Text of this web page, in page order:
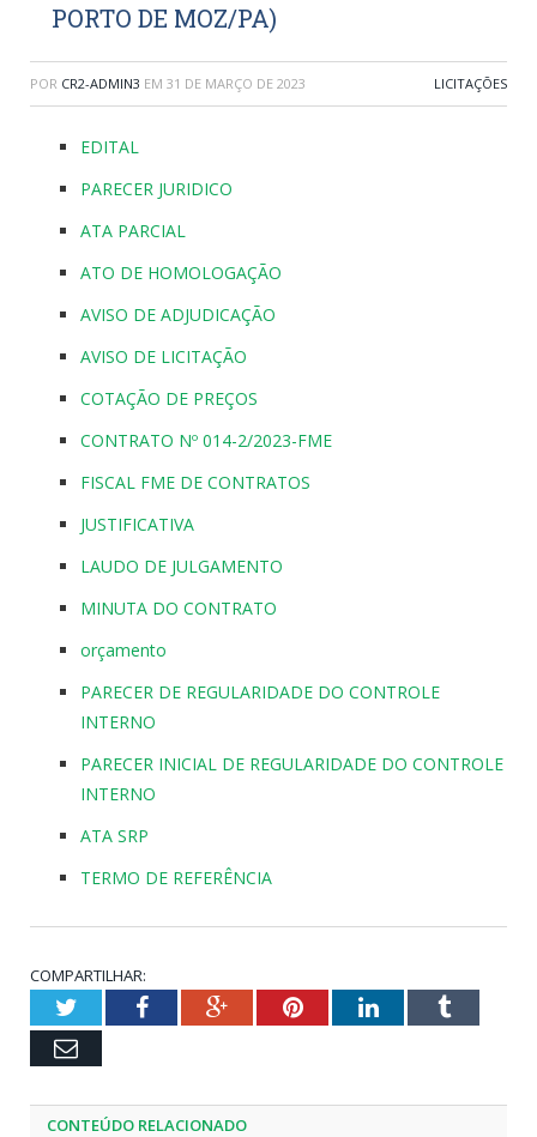
PORTO DE MOZ/PA)
POR CR2-ADMIN3 EM 31 DE MARÇO DE 2023 LICITAÇÕES
EDITAL
PARECER JURIDICO
ATA PARCIAL
ATO DE HOMOLOGAÇÃO
AVISO DE ADJUDICAÇÃO
AVISO DE LICITAÇÃO
COTAÇÃO DE PREÇOS
CONTRATO Nº 014-2/2023-FME
FISCAL FME DE CONTRATOS
JUSTIFICATIVA
LAUDO DE JULGAMENTO
MINUTA DO CONTRATO
orçamento
PARECER DE REGULARIDADE DO CONTROLE
INTERNO
PARECER INICIAL DE REGULARIDADE DO CONTROLE
INTERNO
ATA SRP
TERMO DE REFERÊNCIA
COMPARTILHAR:
TwitterFacebookGoogle+PinterestLinkedInTumblr
Email
CONTEÚDO RELACIONADO